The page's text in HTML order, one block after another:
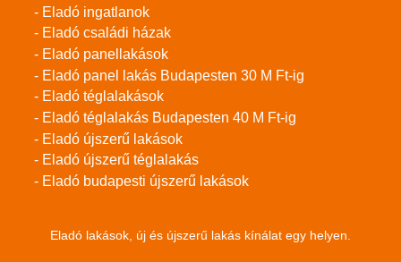
- Eladó ingatlanok
- Eladó családi házak
- Eladó panellakások
- Eladó panel lakás Budapesten 30 M Ft-ig
- Eladó téglalakások
- Eladó téglalakás Budapesten 40 M Ft-ig
- Eladó újszerű lakások
- Eladó újszerű téglalakás
- Eladó budapesti újszerű lakások
Eladó lakások, új és újszerű lakás kínálat egy helyen.